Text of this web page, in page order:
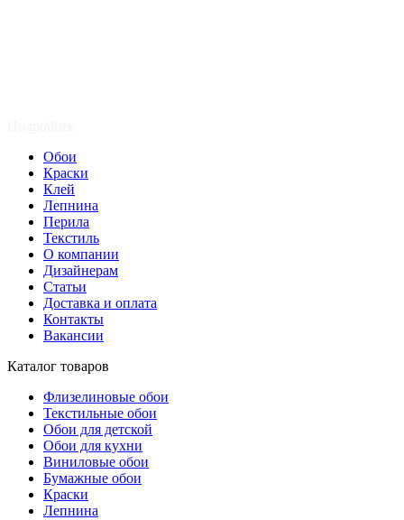
Обои
Краски
Клей
Лепнина
Перила
Текстиль
О компании
Дизайнерам
Статьи
Доставка и оплата
Контакты
Вакансии
Каталог товаров
Флизелиновые обои
Текстильные обои
Обои для детской
Обои для кухни
Виниловые обои
Бумажные обои
Краски
Лепнина